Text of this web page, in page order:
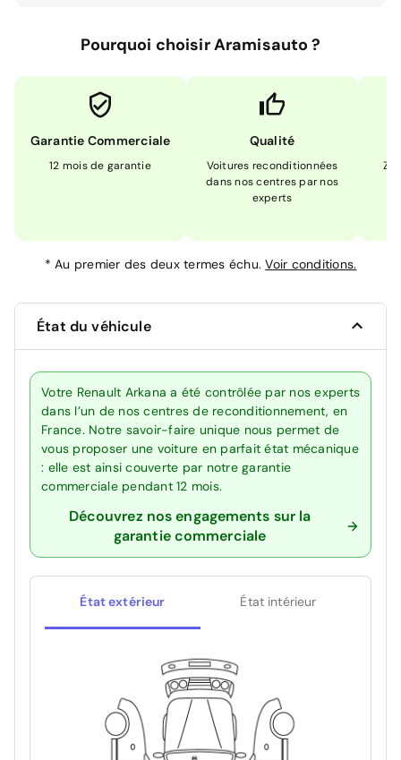
Pourquoi choisir Aramisauto ?
Garantie Commerciale
12 mois de garantie
Qualité
Voitures reconditionnées
dans nos centres par nos
experts
*Au premier des deux termes échu.Voir conditions.
État du véhicule
Votre Renault Arkana a été contrôlée par nos experts
dans l’un de nos centres de reconditionnement, en
France. Notre savoir-faire unique nous permet de
vous proposer une voiture en parfait état mécanique
: elle est ainsi couverte par notre garantie
commerciale pendant 12 mois.
Découvrez nos engagements sur la
garantie commerciale
État extérieur État intérieur